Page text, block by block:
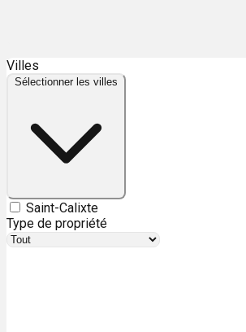
+
Villes
Sélectionner les villes
Saint-Calixte
Type de propriété